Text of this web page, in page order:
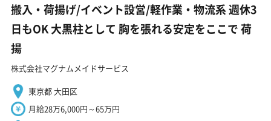
搬入・荷揚げ/イベント設営/軽作業・物流系 週休3
日もOK 大黒柱として 胸を張れる安定をここで 荷
揚
株式会社マグナムメイドサービス
東京都 大田区
月給28万6,000円～65万円